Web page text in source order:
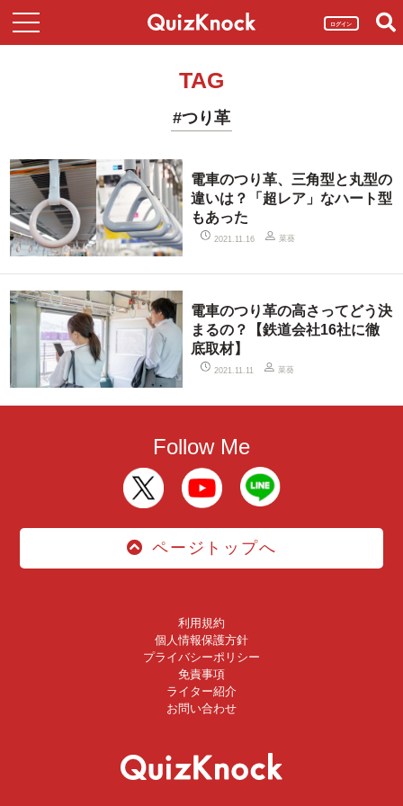
ログイン
TAG
#つり革
電車のつり革、三角型と丸型の
違いは？「超レア」なハート型
もあった
2021.11.16 菜葵
電車のつり革の高さってどう決
まるの？【鉄道会社16社に徹
底取材】
2021.11.11 菜葵
Follow Me
ページトップへ
利用規約
個人情報保護方針
プライバシーポリシー
免責事項
ライター紹介
お問い合わせ